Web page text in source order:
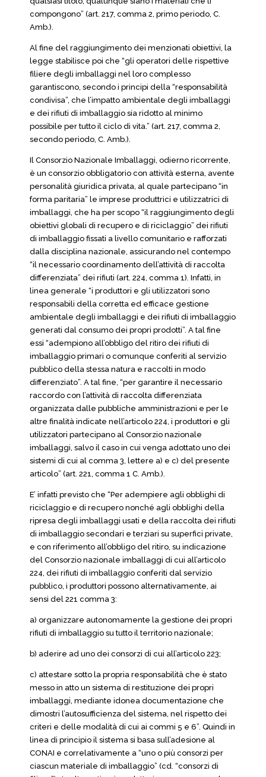
compongono” (art. 217, comma 2, primo periodo, C.
Amb.).
Al fine del raggiungimento dei menzionati obiettivi, la
legge stabilisce poi che “gli operatori delle rispettive
filiere degli imballaggi nel loro complesso
garantiscono, secondo i principi della “responsabilità
condivisa”, che l’impatto ambientale degli imballaggi
e dei rifiuti di imballaggio sia ridotto al minimo
possibile per tutto il ciclo di vita.” (art. 217, comma 2,
secondo periodo, C. Amb.).
Il Consorzio Nazionale Imballaggi, odierno ricorrente,
è un consorzio obbligatorio con attività esterna, avente
personalità giuridica privata, al quale partecipano “in
forma paritaria” le imprese produttrici e utilizzatrici di
imballaggi, che ha per scopo “il raggiungimento degli
obiettivi globali di recupero e di riciclaggio” dei rifiuti
di imballaggio fissati a livello comunitario e rafforzati
dalla disciplina nazionale, assicurando nel contempo
“il necessario coordinamento dell’attività di raccolta
differenziata” dei rifiuti (art. 224, comma 1). Infatti, in
linea generale “i produttori e gli utilizzatori sono
responsabili della corretta ed efficace gestione
ambientale degli imballaggi e dei rifiuti di imballaggio
generati dal consumo dei propri prodotti”. A tal fine
essi “adempiono all’obbligo del ritiro dei rifiuti di
imballaggio primari o comunque conferiti al servizio
pubblico della stessa natura e raccolti in modo
differenziato”. A tal fine, “per garantire il necessario
raccordo con l’attività di raccolta differenziata
organizzata dalle pubbliche amministrazioni e per le
altre finalità indicate nell’articolo 224, i produttori e gli
utilizzatori partecipano al Consorzio nazionale
imballaggi, salvo il caso in cui venga adottato uno dei
sistemi di cui al comma 3, lettere a) e c) del presente
articolo” (art. 221, comma 1 C. Amb.).
E’ infatti previsto che “Per adempiere agli obblighi di
riciclaggio e di recupero nonché agli obblighi della
ripresa degli imballaggi usati e della raccolta dei rifiuti
di imballaggio secondari e terziari su superfici private,
e con riferimento all’obbligo del ritiro, su indicazione
del Consorzio nazionale imballaggi di cui all’articolo
224, dei rifiuti di imballaggio conferiti dal servizio
pubblico, i produttori possono alternativamente, ai
sensi del 221 comma 3:
a) organizzare autonomamente la gestione dei propri
rifiuti di imballaggio su tutto il territorio nazionale;
b) aderire ad uno dei consorzi di cui all’articolo 223;
c) attestare sotto la propria responsabilità che è stato
messo in atto un sistema di restituzione dei propri
imballaggi, mediante idonea documentazione che
dimostri l’autosufficienza del sistema, nel rispetto dei
criteri e delle modalità di cui ai commi 5 e 6”. Quindi in
linea di principio il sistema si basa sull’adesione al
CONAI e correlativamente a “uno o più consorzi per
ciascun materiale di imballaggio” (cd. “consorzi di